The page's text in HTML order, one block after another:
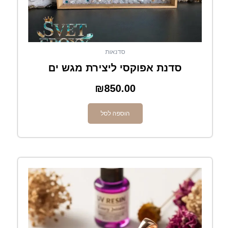
סדנאות
סדנת אפוקסי ליצירת מגש ים
₪850.00
הוספה לסל